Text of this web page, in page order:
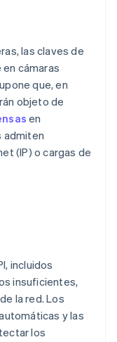
las claves de
cámaras
que, en
objeto de
en
admiten
(IP) o cargas de
incluidos
insuficientes,
la red. Los
y las
los